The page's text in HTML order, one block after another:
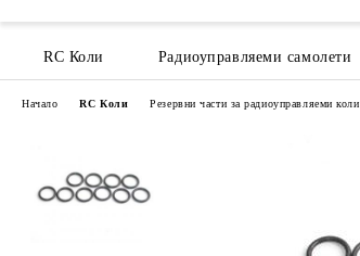
RC Коли Радиоуправляеми самолети
Начало RC Коли Резервни части за радиоуправляеми коли